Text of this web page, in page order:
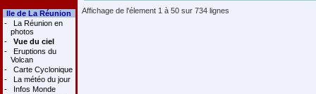
Ile de La Réunion
-
La Réunion en
photos
-
Vue du ciel
-
Eruptions du
Volcan
-
Carte Cyclonique
-
La météo du jour
-
Infos Monde
Affichage de l'élement 1 à 50 sur 734 lignes